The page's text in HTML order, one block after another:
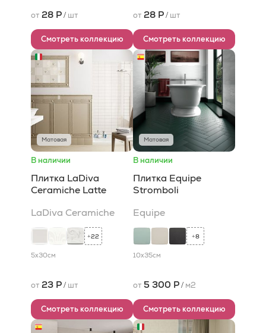
от 28 Р/ шт
Смотреть коллекцию
от 28 Р/ шт
Смотреть коллекцию
Матовая
В наличии
Плитка LaDiva
Сeramiche Latte
LaDiva Сeramiche
+22
5x30см
от 23 Р/ шт
Смотреть коллекцию
Матовая
В наличии
Плитка Equipe
Stromboli
Equipe
+8
10x35см
от 5 300 Р/ м2
Смотреть коллекцию